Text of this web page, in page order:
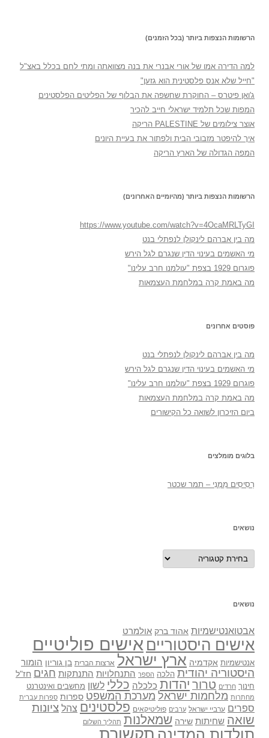
הרשומות הנצפות ביותר (בכל הזמנים)
למה הדירה אמו של אורי אבנרי את בנה מצוואתה ומתי לחם בכלל באצ"ל
"חייל שלא אנס פלסטינית הוא גזען"
ג'ואן פיטרס – החוקרת שחשפה את הבלוף של הפליטים הפלסטינים
המפות שכל תלמיד ישראלי חייב להכיר
אוצר צילומים של PALESTINE הריקה
איך להיפטר מזבובי הבית ולפתור את בעיית היונים
המפה הגדולה של הארץ הריקה
הרשומות הנצפות ביותר (מהיומיים האחרונים)
https://www.youtube.com/watch?v=4OcaMRLTyGI
מה בין אברהם לינקולן לנפתלי בנט
מי האשמים בעינוי הדין שנגרם לגל הירש
פוגרום 1929 בצפת "עולמנו חרב עלינו"
מה באמת קרה במלחמת העצמאות
פוסטים אחרונים
מה בין אברהם לינקולן לנפתלי בנט
מי האשמים בעינוי הדין שנגרם לגל הירש
פוגרום 1929 בצפת "עולמנו חרב עלינו"
מה באמת קרה במלחמת העצמאות
ביום הזיכרון לשואה כל הקישורים
בלוגים מומלצים
רְסִיסִים מִמֶנִי – תמר שכטר
נושאים
נושאים
נושאים
אבטואנטישמיות אהוד ברק אולמרט
אישים היסטוריים אישים פוליטיים
אנטישמיות אקדמיה ארץ ישראל ארצות הברית בן גוריון הומור
היסטוריה יהודית הלכה הספר התנחלויות התנתקות חגים חז"ל
חינוך חרדים טרור יהדות כלכלה כללי לשון מחשבים ואינטרנט
מחתרות מלחמות ישראל מערכת המשפט ספרות ספרות עברית
ספרים ערביי ישראל ערבים פוליטיקאים פלסטינים צהל ציונות
שואה שחיתות שירה שמאלנות תהליך השלום
תולדות המדינה תקשורת